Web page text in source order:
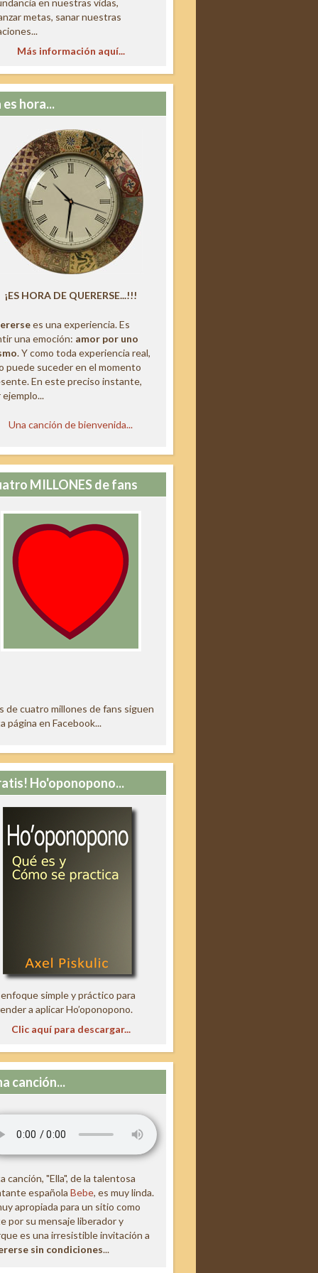
en nuestras vidas,
metas, sanar nuestras
Más información aquí...
es hora...
¡ES HORA DE QUERERSE...!!!
es una experiencia. Es
una emoción: amor por uno
. Y como toda experiencia real,
puede suceder en el momento
En este preciso instante,
ejemplo...
Una canción de bienvenida...
MILLONES de fans
de cuatro millones de fans siguen
página en Facebook...
Ho'oponopono...
simple y práctico para
a aplicar Ho’oponopono.
Clic aquí para descargar...
canción...
canción, "Ella", de la talentosa
española Bebe, es muy linda.
apropiada para un sitio como
por su mensaje liberador y
es una irresistible invitación a
sin condiciones...